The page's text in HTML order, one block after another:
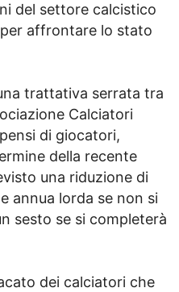
del settore calcistico
affrontare lo stato
trattativa serrata tra
Calciatori
di giocatori,
della recente
una riduzione di
annua lorda se non si
sesto se si completerà
dei calciatori che